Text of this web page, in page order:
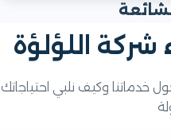
اللؤلؤة
وكيف نلبي احتياجاتك